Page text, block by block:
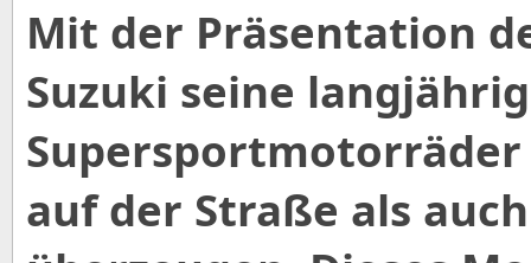
Mit der Präsentation
Suzuki seine
auf der Straße als